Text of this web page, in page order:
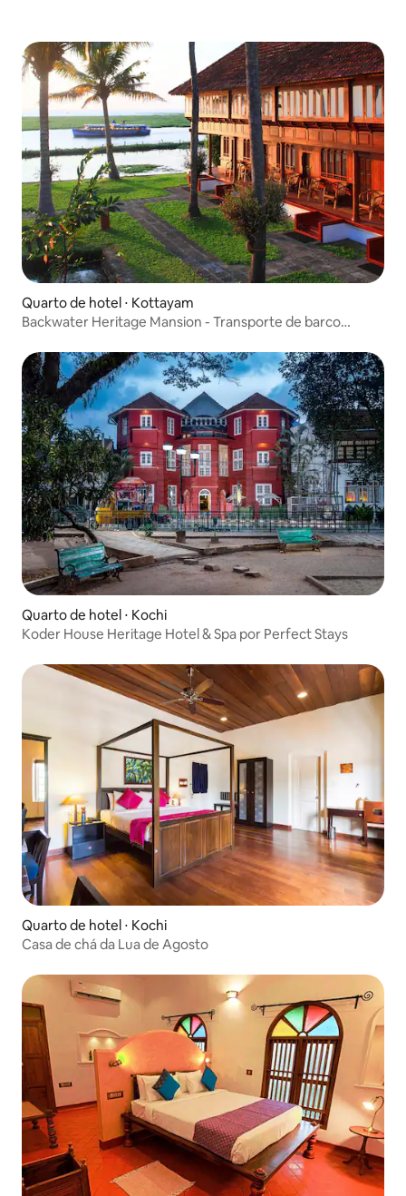
Quarto de hotel ⋅ Kottayam
Backwater Heritage Mansion - Transporte de barco
Quarto de hotel ⋅ Kochi
Koder House Heritage Hotel & Spa por Perfect Stays
Quarto de hotel ⋅ Kochi
Casa de chá da Lua de Agosto